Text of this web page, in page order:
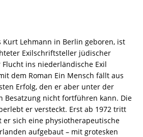
Kurt Lehmann in Berlin geboren, ist
Exilschriftsteller jüdischer
ins niederländische Exil
dem Roman Ein Mensch fällt aus
Erfolg, den er aber unter der
Besatzung nicht fortführen kann. Die
er versteckt. Erst ab 1972 tritt
er sich eine physiotherapeutische
aufgebaut – mit grotesken